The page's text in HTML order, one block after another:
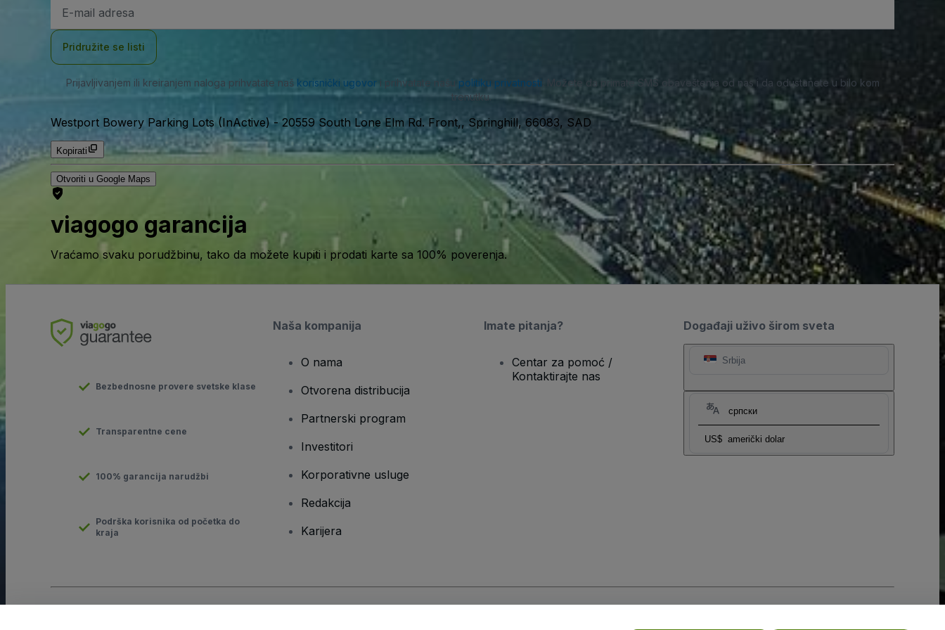
mail
Pridružite se listi
Prijavljivanjem ili kreiranjem naloga prihvatate naš korisnički ugovori prihvatate našu politiku privatnosti . Možete da primate SMS obaveštenja od nas i da odustanete u bilo kom
trenutku.
Westport Bowery Parking Lots (InActive)- 20559 South Lone Elm Rd. Front,, Springhill, 66083, SAD
Kopirati
Otvoriti u Google Maps
viagogo garancija
Vraćamo svaku porudžbinu, tako da možete kupiti i prodati karte sa 100% poverenja.
Događaji uživo širom sveta
Srbija
српски
US$ američki dolar
Bezbednosne provere svetske klase
Transparentne cene
100% garancija narudžbi
Podrška korisnika od početka do
kraja
Naša kompanija
O nama
Otvorena distribucija
Partnerski program
Investitori
Korporativne usluge
Redakcija
Karijera
Imate pitanja?
Centar za pomoć /
Kontaktirajte nas